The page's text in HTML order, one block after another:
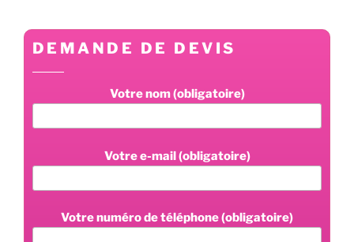
DEMANDE DE DEVIS
Votre nom (obligatoire)
Votre e-mail (obligatoire)
Votre numéro de téléphone (obligatoire)